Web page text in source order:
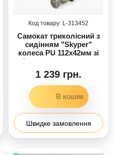
313452
Самокат триколісний з
сидінням "Skyper"
колеса PU 112х42мм зі
світлом, озвучування та
підсвічування
платформи, кермо
складане LS-2911-37
1 239 грн.
Швидке замовлення